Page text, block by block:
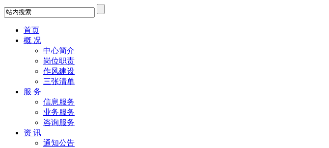
首页
概 况
中心简介
岗位职责
作风建设
三张清单
服 务
信息服务
业务服务
咨询服务
资 讯
通知公告